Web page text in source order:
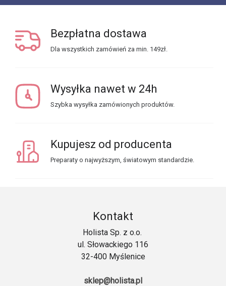
Bezpłatna dostawa
Dla wszystkich zamówień za min. 149zł.
Wysyłka nawet w 24h
Szybka wysyłka zamówionych produktów.
Kupujesz od producenta
Preparaty o najwyższym, światowym standardzie.
Kontakt
Holista Sp. z o.o.
ul. Słowackiego 116
32-400 Myślenice
sklep@holista.pl